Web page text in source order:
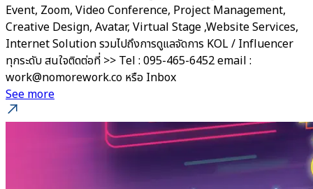
Event, Zoom, Video Conference, Project Management,
Creative Design, Avatar, Virtual Stage ,Website Services,
Internet Solution รวมไปถึงการดูแลจัดการ KOL / Influencer
ทุกระดับ สนใจติดต่อที่ >> Tel : 095-465-6452 email :
work@nomorework.co หรือ Inbox
See more